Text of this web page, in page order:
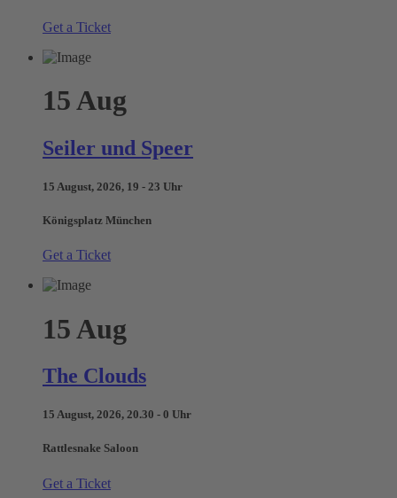
Get a Ticket
15 Aug
Seiler und Speer
15 August, 2026, 19 - 23 Uhr
Königsplatz München
Get a Ticket
15 Aug
The Clouds
15 August, 2026, 20.30 - 0 Uhr
Rattlesnake Saloon
Get a Ticket